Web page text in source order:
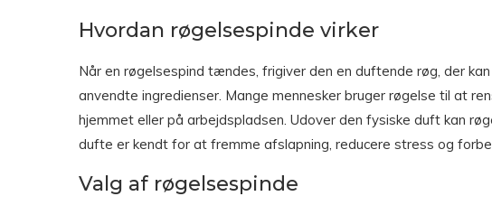
Hvordan røgelsespinde virker
Når en røgelsespind tændes, frigiver den en duftende røg, der
anvendte ingredienser. Mange mennesker bruger røgelse til at
hjemmet eller på arbejdspladsen. Udover den fysiske duft kan
dufte er kendt for at fremme afslapning, reducere stress og
Valg af røgelsespinde